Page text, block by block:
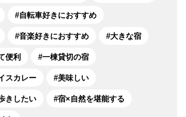
自転車好きにおすすめ
音楽好きにおすすめ 大きな宿
便利 一棟貸切の宿
スカレー 美味しい
きしたい 宿×自然を堪能する